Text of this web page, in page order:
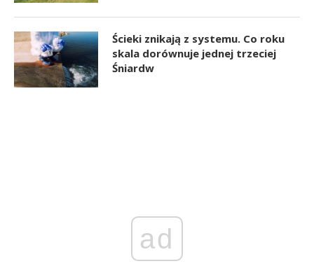
Ścieki znikają z systemu. Co roku
skala dorównuje jednej trzeciej
Śniardw
ad